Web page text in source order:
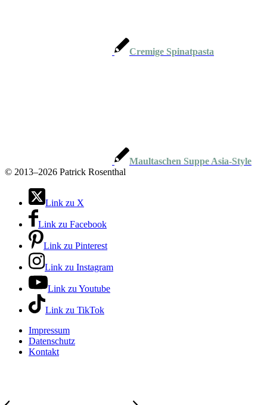
Cremige Spinatpasta
Maultaschen Suppe Asia-Style
© 2013–2026 Patrick Rosenthal
Link zu X
Link zu Facebook
Link zu Pinterest
Link zu Instagram
Link zu Youtube
Link zu TikTok
Impressum
Datenschutz
Kontakt